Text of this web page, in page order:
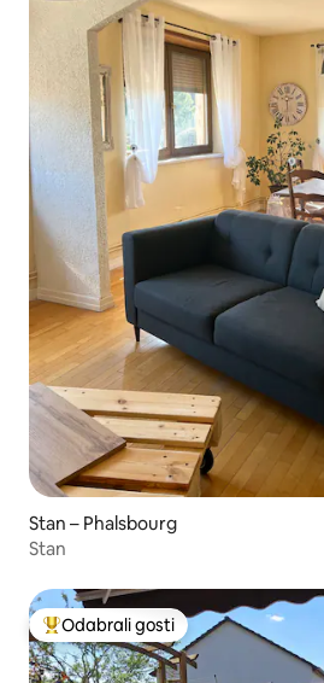
Stan – Phalsbourg
Stan
Među najviše rangiranima s
Odabrali gosti